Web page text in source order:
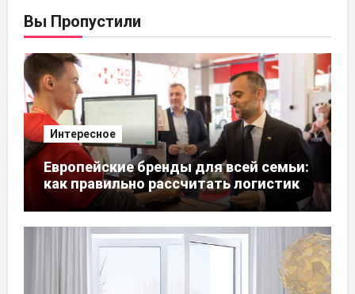
Вы Пропустили
Интересное
Европейские бренды для всей семьи:
как правильно рассчитать логистику
из ЕС